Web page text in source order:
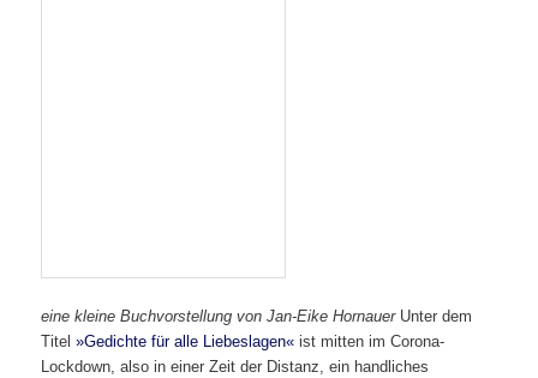
eine kleine Buchvorstellung von Jan-Eike HornauerUnter dem
Titel»Gedichte für alle Liebeslagen« ist mitten im Corona-
Lockdown, also in einer Zeit der Distanz, ein handliches